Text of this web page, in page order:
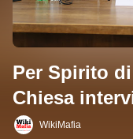
Per Spirito
Chiesa
WikiMafia